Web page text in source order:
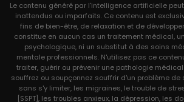
Le contenu généré par l'intelligence artificielle
inattendus ou imparfaits. Ce contenu est
fins de bien-être, de relaxation et de
constitue en aucun cas un traitement médical,
psychologique, ni un substitut à des soins
mentale professionnels. N'utilisez pas ce
traiter, guérir ou prévenir une pathologie
souffrez ou soupçonnez souffrir d'un problème
sans s'y limiter, les migraines, le trouble de
[SSPT], les troubles anxieux, la dépression, les